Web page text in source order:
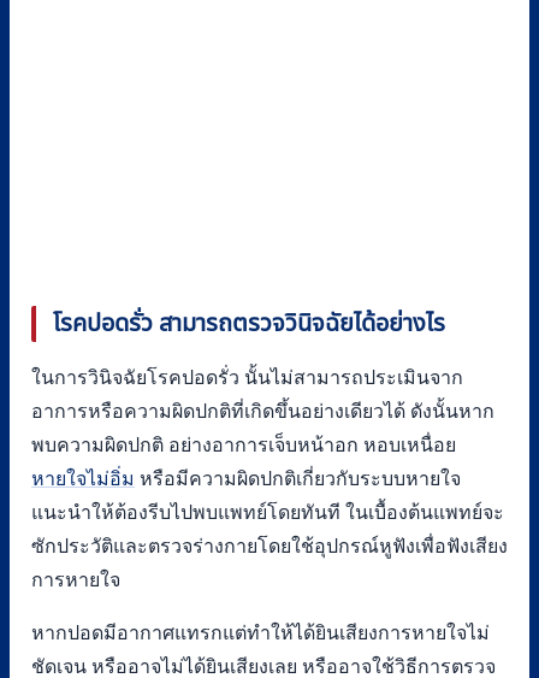
โรคปอดรั่ว สามารถตรวจวินิจฉัยได้อย่างไร
ในการวินิจฉัยโรคปอดรั่ว นั้นไม่สามารถประเมินจาก
อาการหรือความผิดปกติที่เกิดขึ้นอย่างเดียวได้ ดังนั้นหาก
พบความผิดปกติ อย่างอาการเจ็บหน้าอก หอบเหนื่อย
หายใจไม่อิ่ม หรือมีความผิดปกติเกี่ยวกับระบบหายใจ
แนะนำให้ต้องรีบไปพบแพทย์โดยทันที ในเบื้องต้นแพทย์จะ
ซักประวัติและตรวจร่างกายโดยใช้อุปกรณ์หูฟังเพื่อฟังเสียง
การหายใจ
หากปอดมีอากาศแทรกแต่ทำให้ได้ยินเสียงการหายใจไม่
ชัดเจน หรืออาจไม่ได้ยินเสียงเลย หรืออาจใช้วิธีการตรวจ